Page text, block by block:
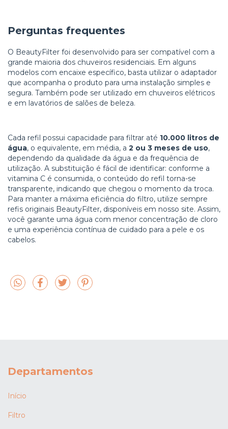
Perguntas frequentes
O BeautyFilter foi desenvolvido para ser compatível com a
grande maioria dos chuveiros residenciais. Em alguns
modelos com encaixe específico, basta utilizar o adaptador
que acompanha o produto para uma instalação simples e
segura. Também pode ser utilizado em chuveiros elétricos
e em lavatórios de salões de beleza.
Cada refil possui capacidade para filtrar até 10.000 litros de
água, o equivalente, em média, a 2 ou 3 meses de uso,
dependendo da qualidade da água e da frequência de
utilização. A substituição é fácil de identificar: conforme a
vitamina C é consumida, o conteúdo do refil torna-se
transparente, indicando que chegou o momento da troca.
Para manter a máxima eficiência do filtro, utilize sempre
refis originais BeautyFilter, disponíveis em nosso site. Assim,
você garante uma água com menor concentração de cloro
e uma experiência contínua de cuidado para a pele e os
cabelos.
Departamentos
Início
Filtro